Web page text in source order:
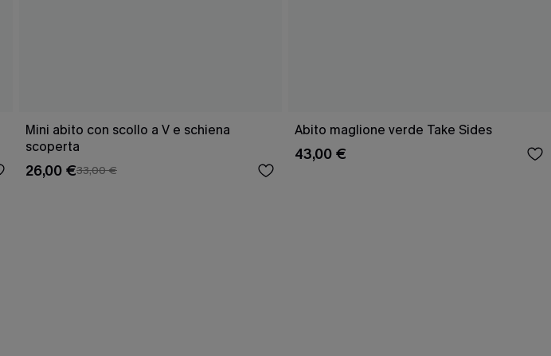
Mini abito con scollo a V e schiena
scoperta
26,00 €33,00 €
Abito maglione verde Take Sides
43,00 €